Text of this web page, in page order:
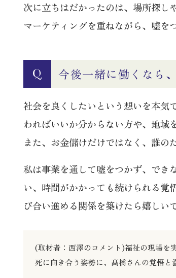
次に立ちはだかったのは、場所探し
マーケティングを重ねながら、嘘を
Q 今後一緒に働くなら
社会を良くしたいという想いを本気
わればいいか分からない方や、地域
また、お金儲けだけではなく、誰の
私は事業を通して嘘をつかず、でき
い、時間がかかっても続けられる覚
び合い進める関係を築けたら嬉しい
(取材者：西澤のコメント)福祉の現場を
死に向き合う姿勢に、髙橋さんの覚悟と